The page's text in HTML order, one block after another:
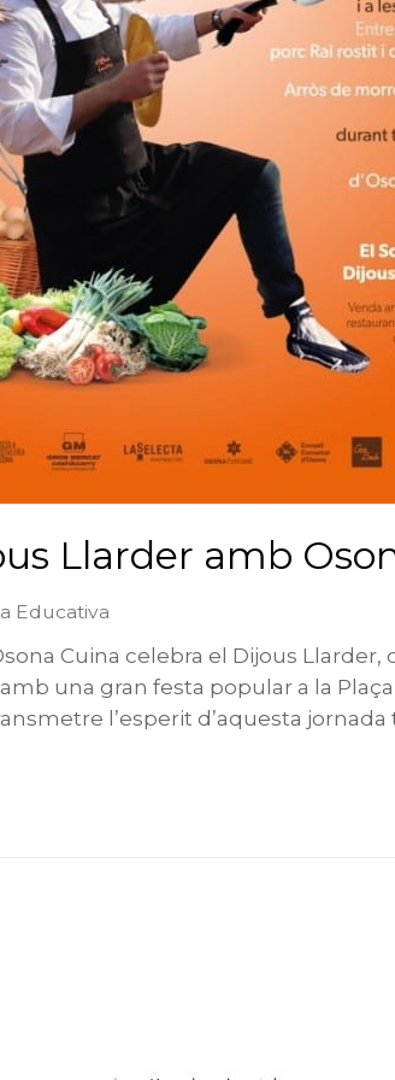
Llarder amb
Educativa
Cuina celebra el Dijous
una gran festa popular a la Plaça
l’esperit d’aquesta jornada